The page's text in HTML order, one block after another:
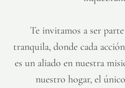
Te invitamos a ser
tranquila, donde cada
es un aliado en nuestra
nuestro hogar, el